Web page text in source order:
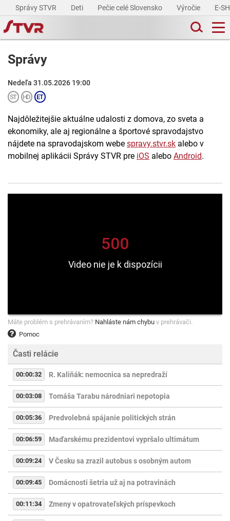
Správy STVR Deti Pečie celé Slovensko Výročie E-
Správy
Nedeľa 31.05.2026 19:00
Najdôležitejšie aktuálne udalosti z domova, zo sveta a
ekonomiky, ale aj regionálne a športové spravodajstvo
nájdete na spravodajskom webe spravy.stvr.sk alebo v
mobilnej aplikácii Správy STVR pre iOS alebo Android.
Pomoc
Máte problém s prehrávaním? Nahláste nám chybu v prehrávači.
Časti relácie
00:00:32 R. Kaliňák: nemocnica sa nepredraží
00:03:08 Tomáša Tarabu národniari nepotopia
00:05:36 Predvolebná spájanie politických strán
00:06:59 Maďarskému prezidentovi vypršalo ultimátum
00:09:24 V Česku sa zrazil autobus s osobným autom
00:09:45 Domácnosti šetria už aj na potravinách
00:11:34 Zmeny v opatrovateľských príspevkoch